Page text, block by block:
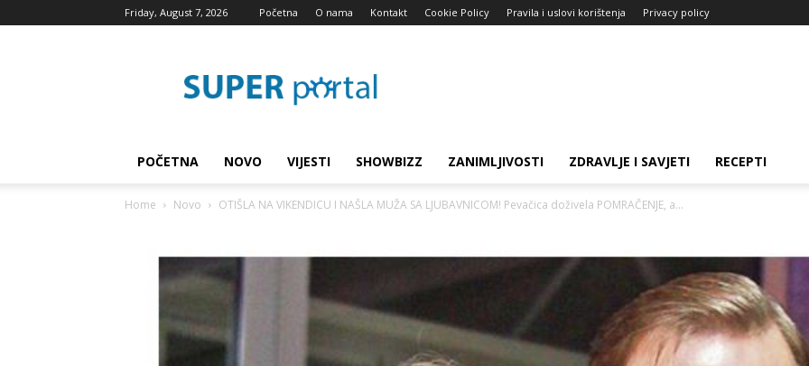
Friday, August 7, 2026 Početna O nama Kontakt Cookie Policy Pravila i uslovi korištenja Privacy policy
blog
POČETNA NOVO VIJESTI SHOWBIZZ ZANIMLJIVOSTI ZDRAVLJE I SAVJETI RECEPTI
Home Novo OTIŠLA NA VIKENDICU I NAŠLA MUŽA SA LJUBAVNICOM! Pevačica doživela POMRAČENJE, a...